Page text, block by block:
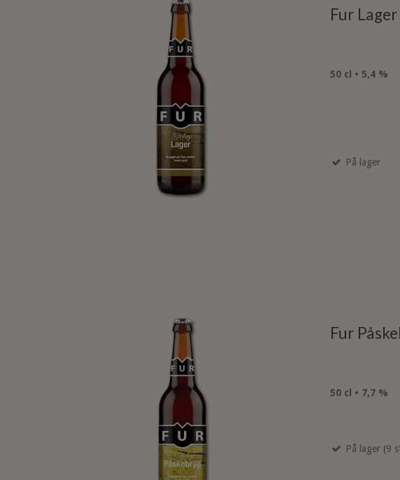
Fur Lager
50 cl • 5,4 %
På lager
Fur
50 cl • 7,7 %
På lager (9